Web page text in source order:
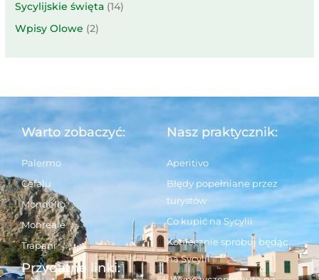
Sycylijskie święta (14)
Wpisy Olowe (2)
Warto zobaczyć:
Palermo
Cefalu
Mondello
Monreale
Trapani
Nasz praktycznik:
Aperitivo
Błędy popełniane przez
turystów
Co kupić na Sycylii
Koniecznie spróbuj będąc
na Sycylii
Przydatne linki: